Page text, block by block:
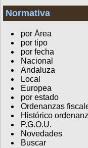
Normativa
por Área
por tipo
por fecha
Nacional
Andaluza
Local
Europea
por estado
Ordenanzas
Histórico
P.G.O.U.
Novedades
Buscar